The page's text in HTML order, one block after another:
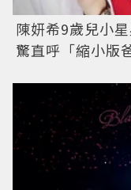
陳妍希9歲兒小
驚直呼「縮小版